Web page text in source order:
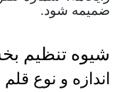
ضمیمه شود.
شیوه تنظیم
اندازه و نوع قلم